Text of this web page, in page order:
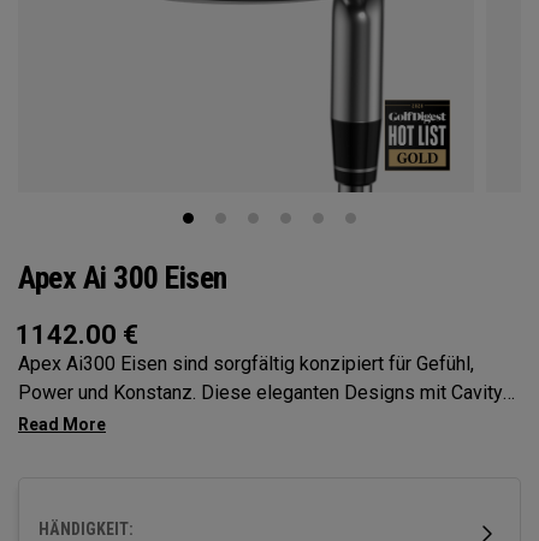
Apex Ai 300 Eisen
1142.00 €
Apex Ai300 Eisen sind sorgfältig konzipiert für Gefühl,
Power und Konstanz. Diese eleganten Designs mit Cavity-
Backdesign verfügen über ein etwas größeres Profil, das
HÄNDIGKEIT: